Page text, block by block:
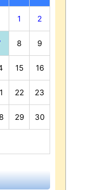
1 2
8 9
15 16
22 23
29 30